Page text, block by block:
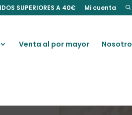
SUPERIORES A 40€ Mi cuenta
Venta al por mayor